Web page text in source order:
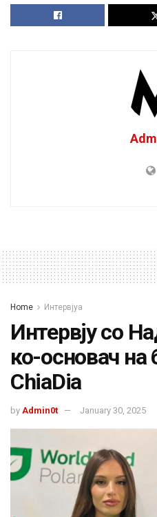
Home Интервјуа
Интервју со
ко-основач на
ChiaDia
by Admin0t January 30, 2025